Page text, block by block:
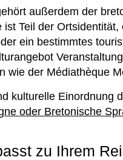
außerdem der
Teil der
ein bestimmtes
wie der Médiathèque
kulturelle Einordnung
oder Bretonische
zu Ihrem